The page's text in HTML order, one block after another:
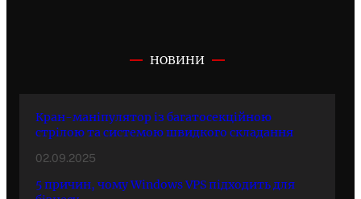
НОВИНИ
Кран-маніпулятор із багатосекційною
стрілою та системою швидкого складання
02.09.2025
5 причин, чому Windows VPS підходить для